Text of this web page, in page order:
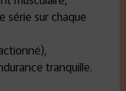
série sur chaque
tranquille.